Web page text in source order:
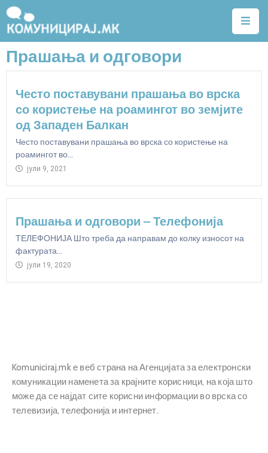
Почетна
Квалитет
услуги
Алатки
Нејонизирачко
зрачење
Договори
Легислатива
Прашања
Прашања и одговори
Често поставувани прашања во врска
со користење на роамингот во земјите
од Западен Балкан
Често поставувани прашања во врска со користење на
роамингот во...
јули 9, 2021
Прашања и одговори – Телефонија
ТЕЛЕФОНИЈА Што треба да направам до колку износот на
фактурата...
јули 19, 2020
Komuniciraj.mk е веб страна на Агенцијата за електронски
комуникации наменета за крајните корисници, на која што
може да се најдат сите корисни информации во врска со
телевизија, телефонија и интернет.